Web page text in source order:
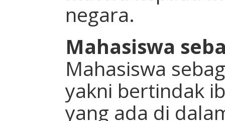
negara.
Mahasiswa
Mahasiswa
yakni bertindak
yang ada di